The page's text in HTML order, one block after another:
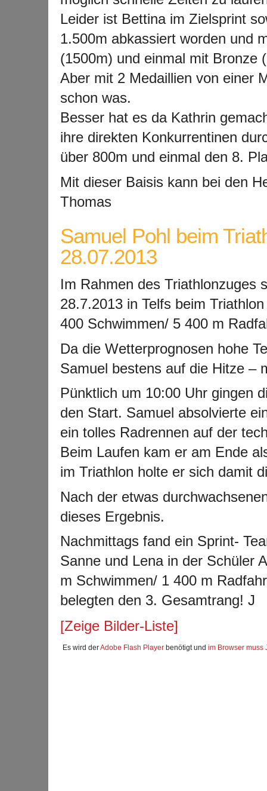
Leider ist Bettina im Zielsprint
1.500m abkassiert worden und
(1500m) und einmal mit Bronze
Aber mit 2 Medaillien von einer
schon was.
Besser hat es da Kathrin
ihre direkten Konkurrentinen
über 800m und einmal den 8.
Mit dieser Baisis kann bei den
Thomas
Samuel Pohl beim
28.07.2013
Im Rahmen des Triathlonzuges
28.7.2013 in Telfs beim
400 Schwimmen/ 5 400 m
Da die Wetterprognosen hohe
Samuel bestens auf die Hitze –
Pünktlich um 10:00 Uhr gingen
den Start. Samuel absolvierte
ein tolles Radrennen auf der
Beim Laufen kam er am Ende
im Triathlon holte er sich damit
Nach der etwas
dieses Ergebnis.
Nachmittags fand ein Sprint-
Sanne und Lena in der Schüler
m Schwimmen/ 1 400 m
belegten den 3. Gesamtrang! J
[Zeige Bilder-Liste]
Es wird derAdobe Flash Playerbenötigt und im Browser muss